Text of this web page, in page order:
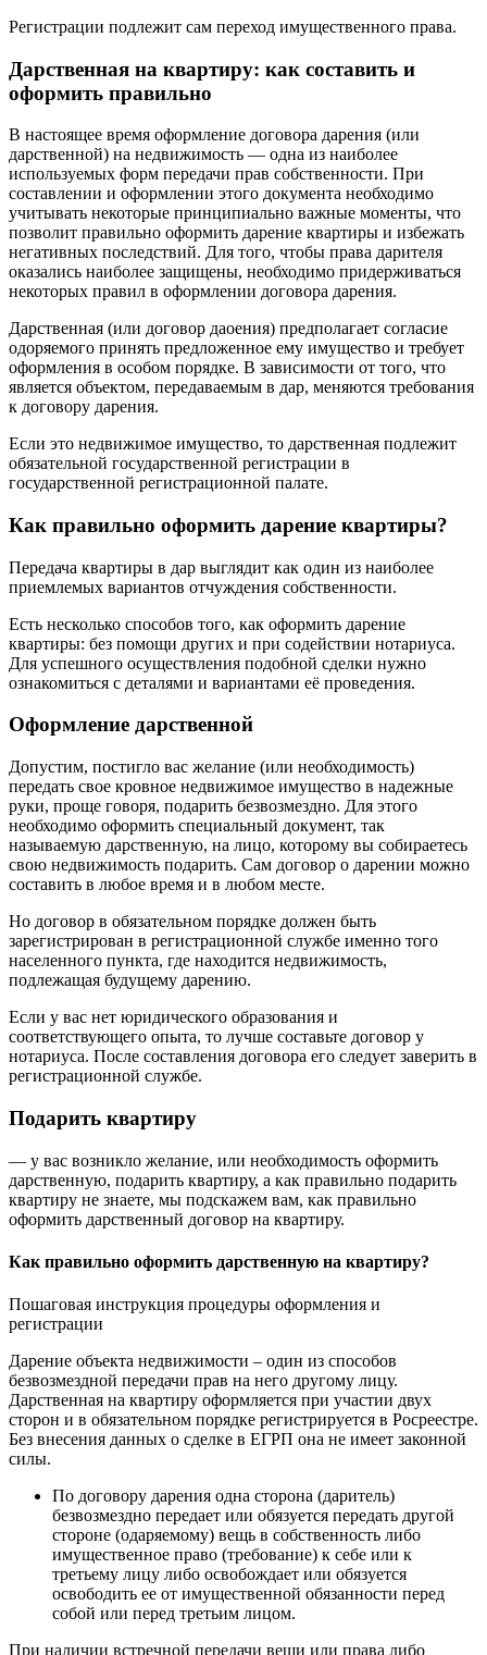
Регистрации подлежит сам переход имущественного права.
Дарственная на квартиру: как составить и
оформить правильно
В настоящее время оформление договора дарения (или
дарственной) на недвижимость — одна из наиболее
используемых форм передачи прав собственности. При
составлении и оформлении этого документа необходимо
учитывать некоторые принципиально важные моменты, что
позволит правильно оформить дарение квартиры и избежать
негативных последствий. Для того, чтобы права дарителя
оказались наиболее защищены, необходимо придерживаться
некоторых правил в оформлении договора дарения.
Дарственная (или договор даоения) предполагает согласие
одоряемого принять предложенное ему имущество и требует
оформления в особом порядке. В зависимости от того, что
является объектом, передаваемым в дар, меняются требования
к договору дарения.
Если это недвижимое имущество, то дарственная подлежит
обязательной государственной регистрации в
государственной регистрационной палате.
Как правильно оформить дарение квартиры?
Передача квартиры в дар выглядит как один из наиболее
приемлемых вариантов отчуждения собственности.
Есть несколько способов того, как оформить дарение
квартиры: без помощи других и при содействии нотариуса.
Для успешного осуществления подобной сделки нужно
ознакомиться с деталями и вариантами её проведения.
Оформление дарственной
Допустим, постигло вас желание (или необходимость)
передать свое кровное недвижимое имущество в надежные
руки, проще говоря, подарить безвозмездно. Для этого
необходимо оформить специальный документ, так
называемую дарственную, на лицо, которому вы собираетесь
свою недвижимость подарить. Сам договор о дарении можно
составить в любое время и в любом месте.
Но договор в обязательном порядке должен быть
зарегистрирован в регистрационной службе именно того
населенного пункта, где находится недвижимость,
подлежащая будущему дарению.
Если у вас нет юридического образования и
соответствующего опыта, то лучше составьте договор у
нотариуса. После составления договора его следует заверить в
регистрационной службе.
Подарить квартиру
— у вас возникло желание, или необходимость оформить
дарственную, подарить квартиру, а как правильно подарить
квартиру не знаете, мы подскажем вам, как правильно
оформить дарственный договор на квартиру.
Как правильно оформить дарственную на квартиру?
Пошаговая инструкция процедуры оформления и
регистрации
Дарение объекта недвижимости – один из способов
безвозмездной передачи прав на него другому лицу.
Дарственная на квартиру оформляется при участии двух
сторон и в обязательном порядке регистрируется в Росреестре.
Без внесения данных о сделке в ЕГРП она не имеет законной
силы.
По договору дарения одна сторона (даритель)
безвозмездно передает или обязуется передать другой
стороне (одаряемому) вещь в собственность либо
имущественное право (требование) к себе или к
третьему лицу либо освобождает или обязуется
освободить ее от имущественной обязанности перед
собой или перед третьим лицом.
При наличии встречной передачи вещи или права либо